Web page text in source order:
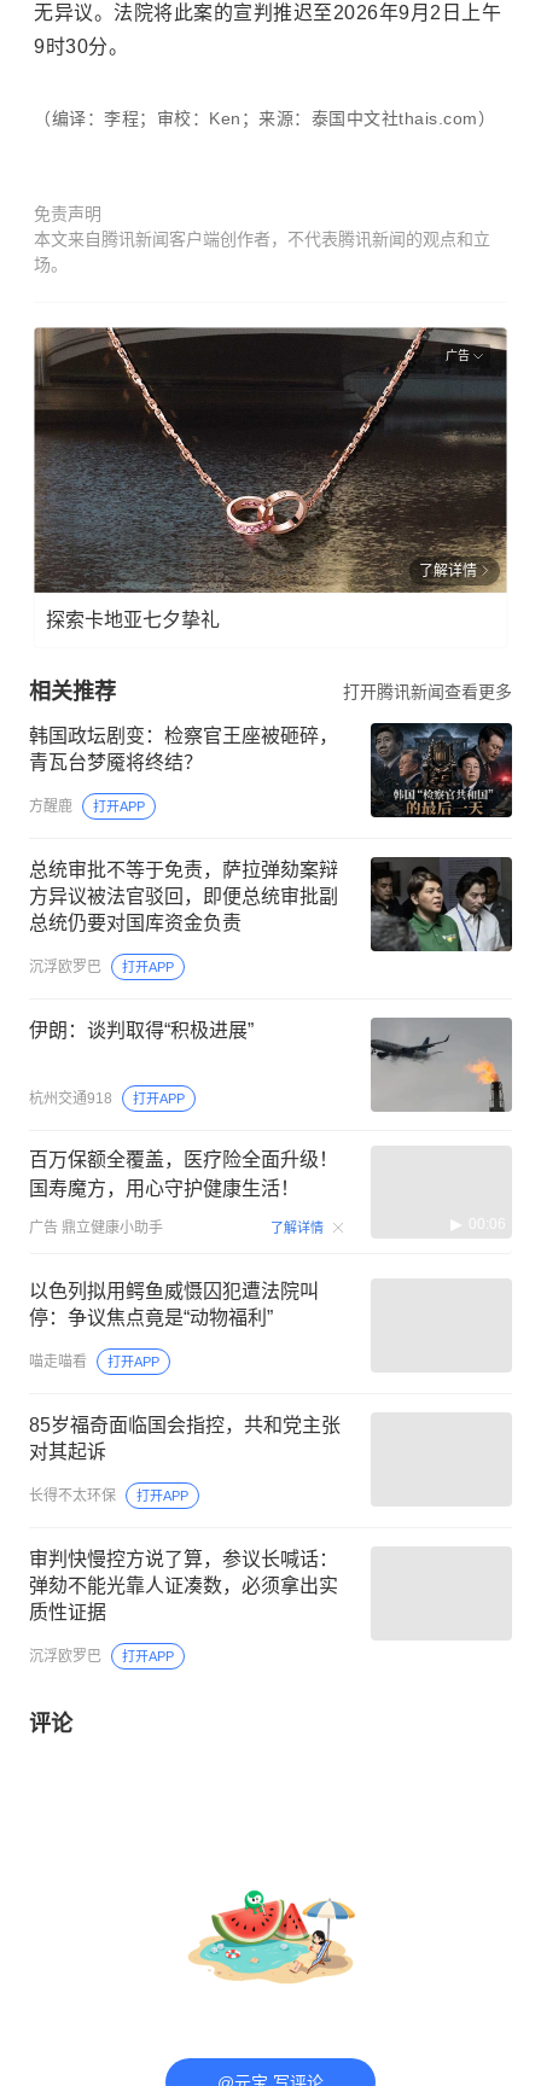
无异议。法院将此案的宣判推迟至2026年9月2日上午
9时30分。
（编译：李程；审校：Ken；来源：泰国中文社thais.com）
免责声明
本文来自腾讯新闻客户端创作者，不代表腾讯新闻的观点和立
场。
广告
了解详情
探索卡地亚七夕挚礼
相关推荐 打开腾讯新闻查看更多
韩国政坛剧变：检察官王座被砸碎，
青瓦台梦魇将终结？
方醒鹿 打开APP
总统审批不等于免责，萨拉弹劾案辩
方异议被法官驳回，即便总统审批副
总统仍要对国库资金负责
沉浮欧罗巴 打开APP
伊朗：谈判取得“积极进展”
杭州交通918 打开APP
百万保额全覆盖，医疗险全面升级！
国寿魔方，用心守护健康生活！
广告 鼎立健康小助手 了解详情 00:06
以色列拟用鳄鱼威慑囚犯遭法院叫
停：争议焦点竟是“动物福利”
喵走喵看 打开APP
85岁福奇面临国会指控，共和党主张
对其起诉
长得不太环保 打开APP
审判快慢控方说了算，参议长喊话：
弹劾不能光靠人证凑数，必须拿出实
质性证据
沉浮欧罗巴 打开APP
评论